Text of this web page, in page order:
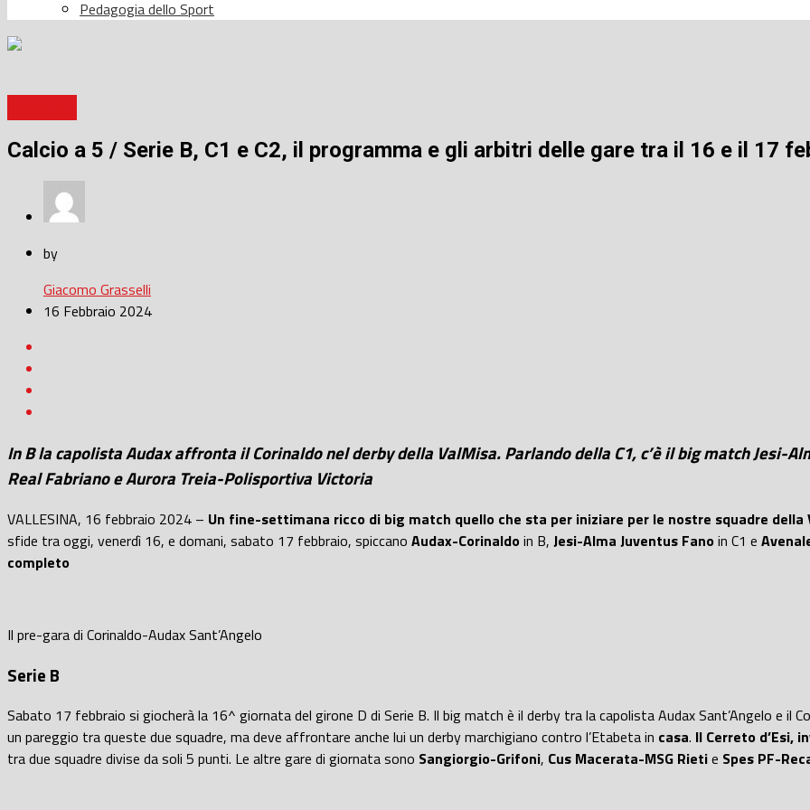
Pedagogia dello Sport
Calcio a 5 / Serie B, C1 e C2, il programma e gli arbitri delle gare tra il 16 e il 17
by
Giacomo Grasselli
16 Febbraio 2024
In B la capolista Audax affronta il Corinaldo nel derby della ValMisa. Parlando della C1, c’è il big match Jesi-
Real Fabriano e Aurora Treia-Polisportiva Victoria
VALLESINA, 16 febbraio 2024 – Un fine-settimana ricco di big match quello che sta per iniziare per le nostre squadre della
sfide tra oggi, venerdì 16, e domani, sabato 17 febbraio, spiccano Audax-Corinaldoin B, Jesi-Alma Juventus Fanoin C1 e
completo
Il pre-gara di Corinaldo-Audax Sant’Angelo
Serie B
Sabato 17 febbraio si giocherà la 16^ giornata del girone D di Serie B. Il big match è il derby tra la capolista Audax Sant’Angelo e il
un pareggio tra queste due squadre, ma deve affrontare anche lui un derby marchigiano contro l’Etabeta in casa. Il Cerreto d’Esi,
tra due squadre divise da soli 5 punti. Le altre gare di giornata sono Sangiorgio-Grifoni, Cus Macerata-MSG Rietie Spes PF-